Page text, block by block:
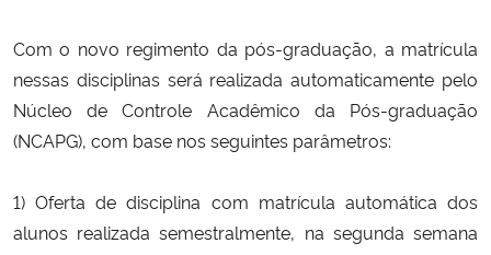
Secretaria-Geral
Advocacia-Geral da União
Com o novo regimento da pós-graduação, a matrícula
nessas disciplinas será realizada automaticamente pelo
Núcleo de Controle Acadêmico da Pós-graduação
(NCAPG), com base nos seguintes parâmetros:
1) Oferta de disciplina com matrícula automática dos
alunos realizada semestralmente, na segunda semana